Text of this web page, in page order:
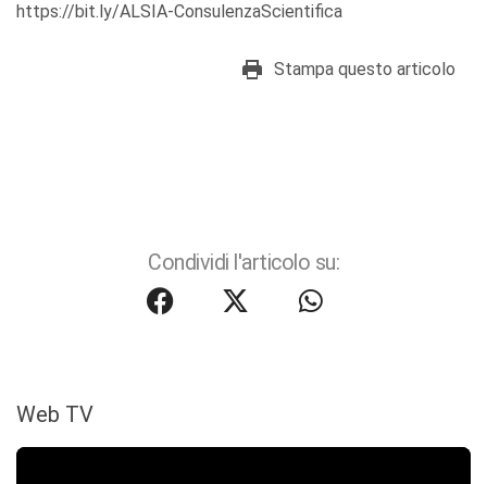
https://bit.ly/ALSIA-ConsulenzaScientifica
Stampa questo articolo
Condividi l'articolo su:
Web TV